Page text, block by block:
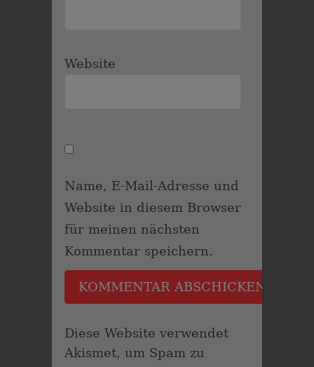
Website
Name, E-Mail-Adresse und
Website in diesem Browser
für meinen nächsten
Kommentar speichern.
Diese Website verwendet
Akismet, um Spam zu